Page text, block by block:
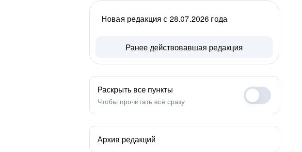
Новая редакция с 28.07.2026 года
Ранее действовавшая редакция
Раскрыть все пункты
Чтобы прочитать всё сразу
Архив редакций